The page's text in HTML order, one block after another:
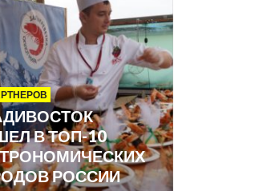
В ТОП-10
РОССИИ